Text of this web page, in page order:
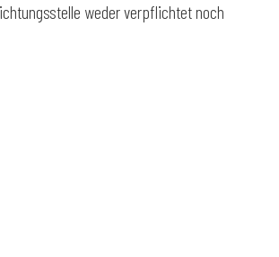
weder verpflichtet noch